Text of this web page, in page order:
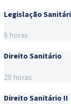
Legislação
6 horas
Direito Sanitário
20 horas
Direito Sanitário II